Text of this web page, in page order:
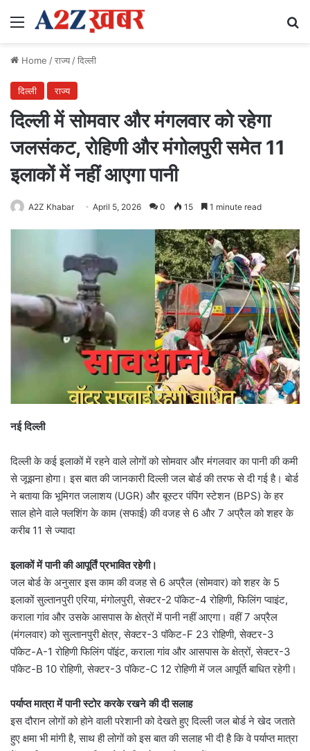
Menu
Home /राज्य/दिल्ली
दिल्ली राज्य
दिल्ली में सोमवार और मंगलवार को रहेगा
जलसंकट, रोहिणी और मंगोलपुरी समेत 11
इलाकों में नहीं आएगा पानी
A2Z Khabar April 5, 2026 0 15 1 minute read
नई दिल्ली
दिल्ली के कई इलाकों में रहने वाले लोगों को सोमवार और मंगलवार का पानी की कमी
से जूझना होगा। इस बात की जानकारी दिल्ली जल बोर्ड की तरफ से दी गई है। बोर्ड
ने बताया कि भूमिगत जलाशय (UGR) और बूस्टर पंपिंग स्टेशन (BPS) के हर
साल होने वाले फ्लशिंग के काम (सफाई) की वजह से 6 और 7 अप्रैल को शहर के
करीब 11 से ज्यादा
इलाकों में पानी की आपूर्तिं प्रभावित रहेगी।
जल बोर्ड के अनुसार इस काम की वजह से 6 अप्रैल (सोमवार) को शहर के 5
इलाकों सुल्तानपुरी एरिया, मंगोलपुरी, सेक्टर-2 पॉकेट-4 रोहिणी, फिलिंग प्वाइंट,
कराला गांव और उसके आसपास के क्षेत्रों में पानी नहीं आएगा। वहीं 7 अप्रैल
(मंगलवार) को सुल्तानपुरी क्षेत्र, सेक्टर-3 पॉकेट-F 23 रोहिणी, सेक्टर-3
पॉकेट-A-1 रोहिणी फिलिंग पॉइंट, कराला गांव और आसपास के क्षेत्रों, सेक्टर-3
पॉकेट-B 10 रोहिणी, सेक्टर-3 पॉकेट-C 12 रोहिणी में जल आपूर्ति बाधित रहेगी।
पर्याप्त मात्रा में पानी स्टोर करके रखने की दी सलाह
इस दौरान लोगों को होने वाली परेशानी को देखते हुए दिल्ली जल बोर्ड ने खेद जताते
हुए क्षमा भी मांगी है, साथ ही लोगों को इस बात की सलाह भी दी है कि वे पर्याप्त मात्रा